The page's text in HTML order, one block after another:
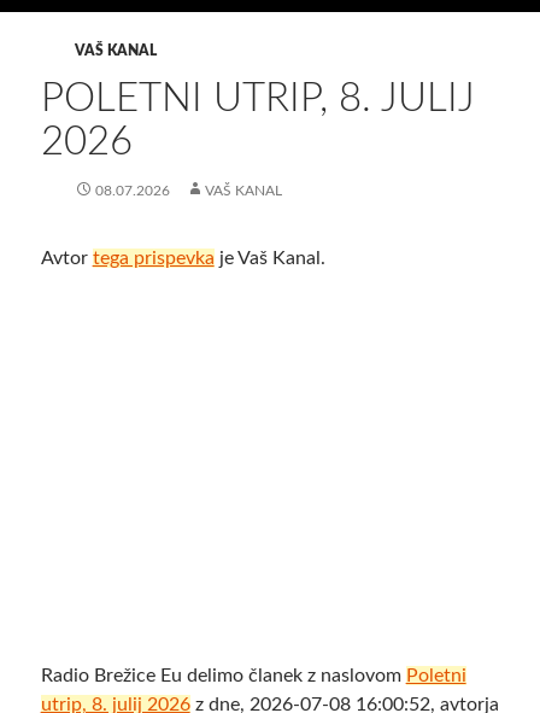
VAŠ KANAL
POLETNI UTRIP, 8. JULIJ
2026
08.07.2026 VAŠ KANAL
Avtor tega prispevka je Vaš Kanal.
Radio Brežice Eu delimo članek z naslovom Poletni
utrip, 8. julij 2026z dne, 2026-07-08 16:00:52, avtorja